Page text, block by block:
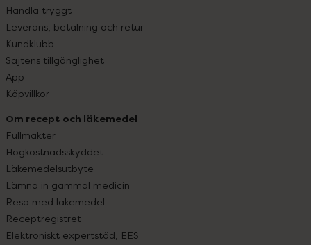
Handla tryggt
Leverans, betalning och retur
Kundklubb
Sajtens tillgänglighet
App
Köpvillkor
Om recept och läkemedel
Fullmakter
Högkostnadsskyddet
Läkemedelsutbyte
Lämna in gammal medicin
Resa med läkemedel
Receptregistret
Elektroniskt expertstöd, EES